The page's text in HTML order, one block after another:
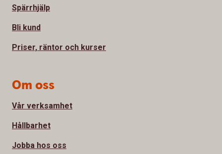
Spärrhjälp
Bli kund
Priser, räntor och kurser
Om oss
Vår verksamhet
Hållbarhet
Jobba hos oss